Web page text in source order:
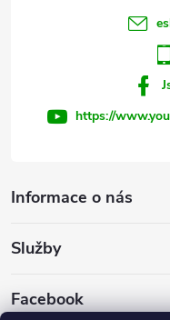
Informace o nás
Služby
Facebook
https://